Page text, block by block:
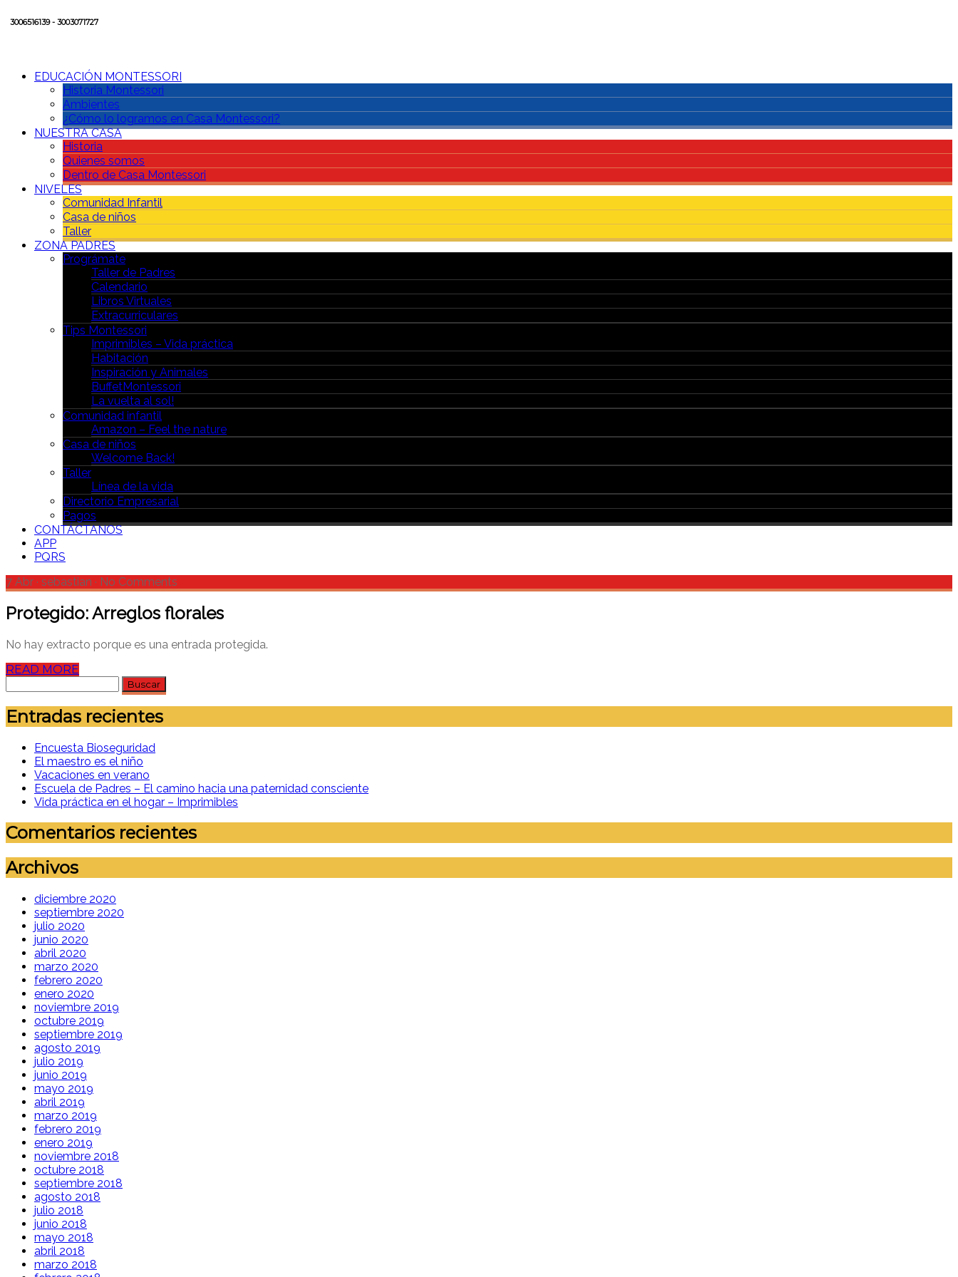
3006516139 - 3003071727
EDUCACIÓN MONTESSORI
Historia Montessori
Ambientes
¿Cómo lo logramos en Casa Montessori?
NUESTRA CASA
Historia
Quienes somos
Dentro de Casa Montessori
NIVELES
Comunidad Infantil
Casa de niños
Taller
ZONA PADRES
Prográmate
Taller de Padres
Calendario
Libros Virtuales
Extracurriculares
Tips Montessori
Imprimibles – Vida práctica
Habitación
Inspiración y Animales
BuffetMontessori
La vuelta al sol!
Comunidad infantil
Amazon – Feel the nature
Casa de niños
Welcome Back!
Taller
Línea de la vida
Directorio Empresarial
Pagos
CONTÁCTANOS
APP
PQRS
7 Abr · sebastian · No Comments
Protegido: Arreglos florales
No hay extracto porque es una entrada protegida.
READ MORE
Entradas recientes
Encuesta Bioseguridad
El maestro es el niño
Vacaciones en verano
Escuela de Padres – El camino hacia una paternidad consciente
Vida práctica en el hogar – Imprimibles
Comentarios recientes
Archivos
diciembre 2020
septiembre 2020
julio 2020
junio 2020
abril 2020
marzo 2020
febrero 2020
enero 2020
noviembre 2019
octubre 2019
septiembre 2019
agosto 2019
julio 2019
junio 2019
mayo 2019
abril 2019
marzo 2019
febrero 2019
enero 2019
noviembre 2018
octubre 2018
septiembre 2018
agosto 2018
julio 2018
junio 2018
mayo 2018
abril 2018
marzo 2018